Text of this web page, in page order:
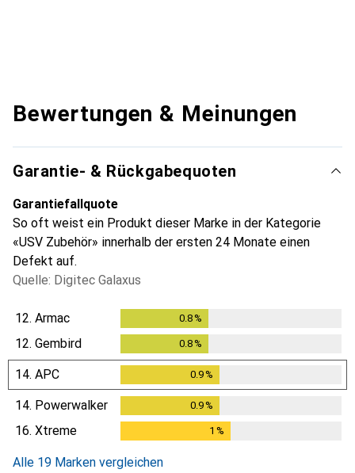
Bewertungen & Meinungen
Garantie- & Rückgabequoten
Garantiefallquote
So oft weist ein Produkt dieser Marke in der Kategorie
«USV Zubehör» innerhalb der ersten 24 Monate einen
Defekt auf.
Quelle: Digitec Galaxus
12. Armac 0.8 %
12. Gembird 0.8 %
14. APC 0.9%
14. Powerwalker 0.9%
16. Xtreme 1 %
Alle 19 Marken vergleichen